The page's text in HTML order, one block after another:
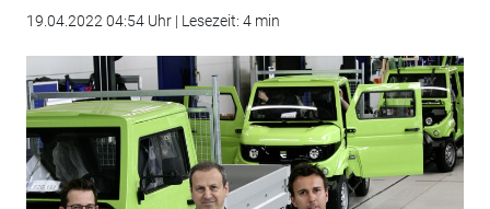
19.04.2022 04:54 Uhr | Lesezeit: 4 min